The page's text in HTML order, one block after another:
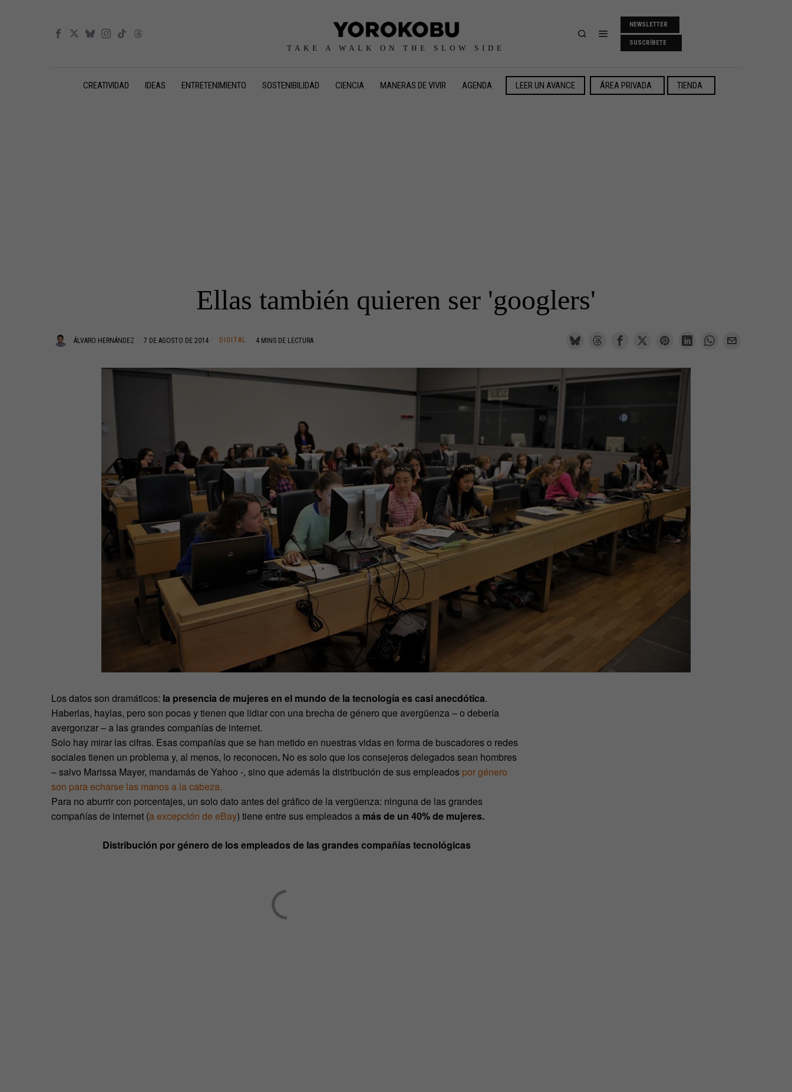
TAKE A WALK ON THE SLOW SIDE
NEWSLETTER
SUSCRÍBETE
CREATIVIDAD IDEAS ENTRETENIMIENTO SOSTENIBILIDAD CIENCIA MANERAS DE VIVIR AGENDA LEER UN AVANCE ÁREA PRIVADA TIENDA
Ellas también quieren ser 'googlers'
ÁLVARO HERNÁNDEZ 7 DE AGOSTO DE 2014 DIGITAL 4 MINS DE LECTURA
Los datos son dramáticos: la presencia de mujeres en el mundo de la tecnología es casi anecdótica.
Haberlas, haylas, pero son pocas y tienen que lidiar con una brecha de género que avergüenza – o debería
avergonzar – a las grandes compañías de internet.
Solo hay mirar las cifras. Esas compañías que se han metido en nuestras vidas en forma de buscadores o redes
sociales tienen un problema y, al menos, lo reconocen. No es solo que los consejeros delegados sean hombres
– salvo Marissa Mayer, mandamás de Yahoo -, sino que además la distribución de sus empleados por género
son para echarse las manos a la cabeza.
Para no aburrir con porcentajes, un solo dato antes del gráfico de la vergüenza: ninguna de las grandes
compañías de internet (a excepción de eBay) tiene entre sus empleados a más de un 40% de mujeres.
Distribución por género de los empleados de las grandes compañías tecnológicas